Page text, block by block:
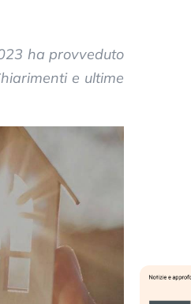
ha provveduto
e ultime